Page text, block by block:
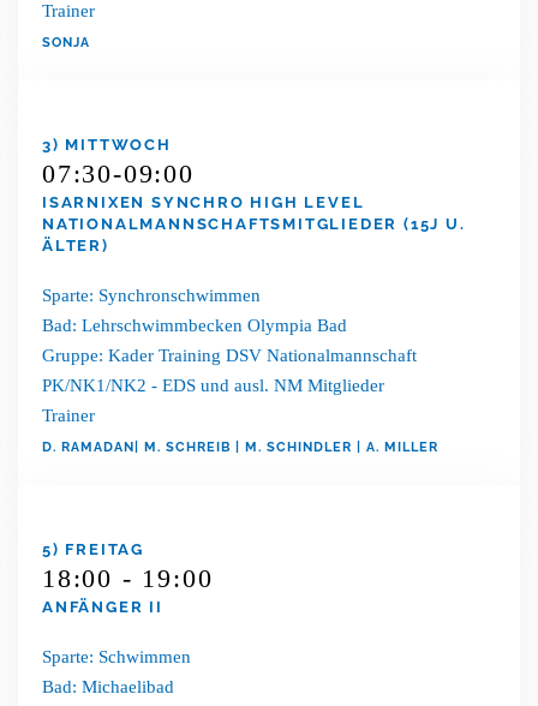
Trainer
SONJA
3) MITTWOCH
07:30-09:00
ISARNIXEN SYNCHRO HIGH LEVEL
NATIONALMANNSCHAFTSMITGLIEDER (15J U.
ÄLTER)
Sparte: Synchronschwimmen
Bad: Lehrschwimmbecken Olympia Bad
Gruppe: Kader Training DSV Nationalmannschaft
PK/NK1/NK2 - EDS und ausl. NM Mitglieder
Trainer
D. RAMADAN| M. SCHREIB | M. SCHINDLER | A. MILLER
5) FREITAG
18:00 - 19:00
ANFÄNGER II
Sparte: Schwimmen
Bad: Michaelibad